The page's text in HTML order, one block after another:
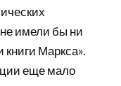
имели бы ни
книги Маркса».
еще мало